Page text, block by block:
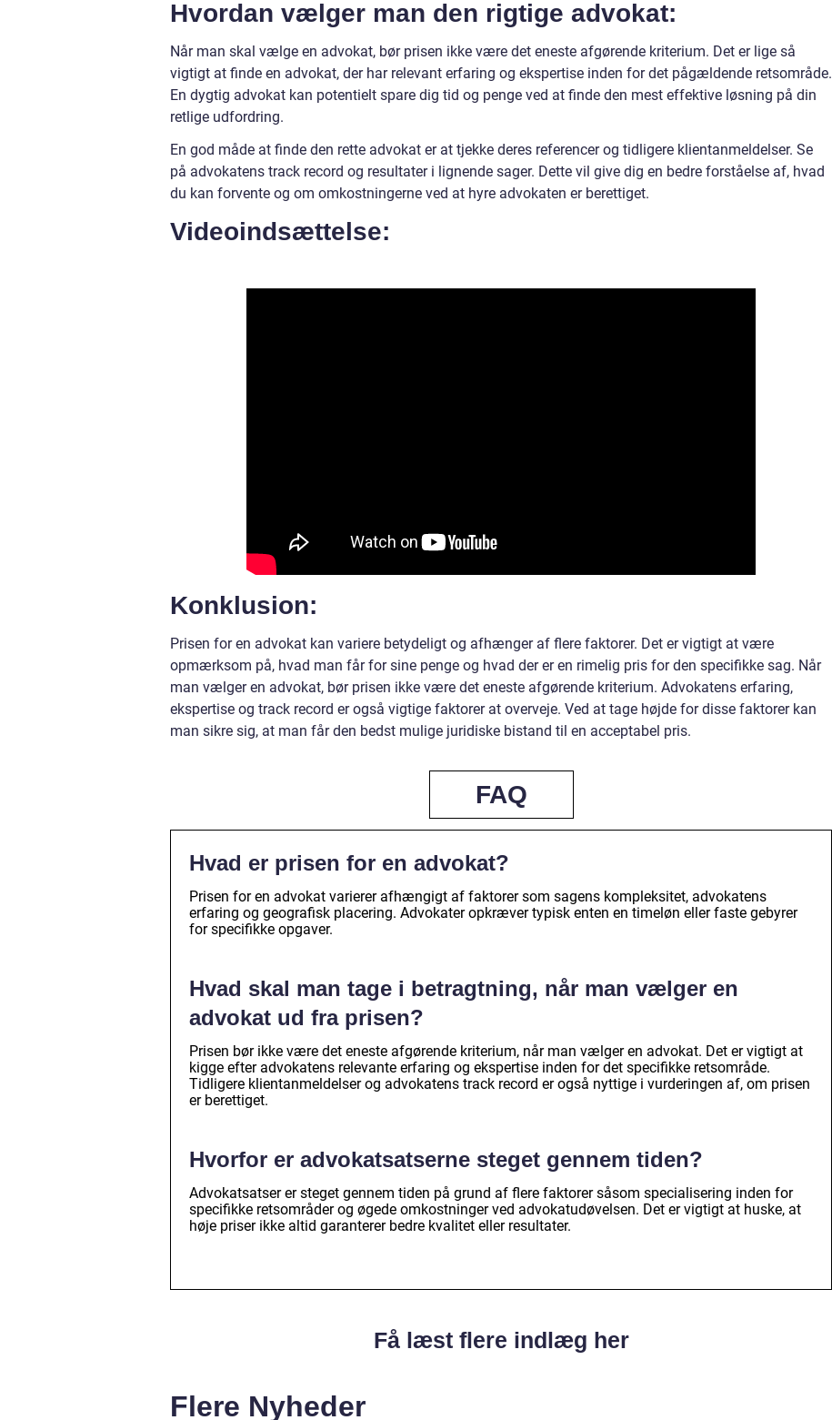
Hvordan vælger man den rigtige advokat:
Når man skal vælge en advokat, bør prisen ikke være det eneste afgørende kriterium. Det er lige så
vigtigt at finde en advokat, der har relevant erfaring og ekspertise inden for det pågældende retsområde.
En dygtig advokat kan potentielt spare dig tid og penge ved at finde den mest effektive løsning på din
retlige udfordring.
En god måde at finde den rette advokat er at tjekke deres referencer og tidligere klientanmeldelser. Se
på advokatens track record og resultater i lignende sager. Dette vil give dig en bedre forståelse af, hvad
du kan forvente og om omkostningerne ved at hyre advokaten er berettiget.
Videoindsættelse:
Konklusion:
Prisen for en advokat kan variere betydeligt og afhænger af flere faktorer. Det er vigtigt at være
opmærksom på, hvad man får for sine penge og hvad der er en rimelig pris for den specifikke sag. Når
man vælger en advokat, bør prisen ikke være det eneste afgørende kriterium. Advokatens erfaring,
ekspertise og track record er også vigtige faktorer at overveje. Ved at tage højde for disse faktorer kan
man sikre sig, at man får den bedst mulige juridiske bistand til en acceptabel pris.
FAQ
Hvad er prisen for en advokat?
Prisen for en advokat varierer afhængigt af faktorer som sagens kompleksitet, advokatens
erfaring og geografisk placering. Advokater opkræver typisk enten en timeløn eller faste gebyrer
for specifikke opgaver.
Hvad skal man tage i betragtning, når man vælger en
advokat ud fra prisen?
Prisen bør ikke være det eneste afgørende kriterium, når man vælger en advokat. Det er vigtigt at
kigge efter advokatens relevante erfaring og ekspertise inden for det specifikke retsområde.
Tidligere klientanmeldelser og advokatens track record er også nyttige i vurderingen af, om prisen
er berettiget.
Hvorfor er advokatsatserne steget gennem tiden?
Advokatsatser er steget gennem tiden på grund af flere faktorer såsom specialisering inden for
specifikke retsområder og øgede omkostninger ved advokatudøvelsen. Det er vigtigt at huske, at
høje priser ikke altid garanterer bedre kvalitet eller resultater.
Få læst flere indlæg her
Flere Nyheder